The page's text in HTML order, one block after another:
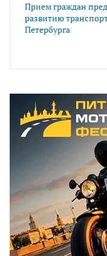
Прием граждан
развитию
Петербурга